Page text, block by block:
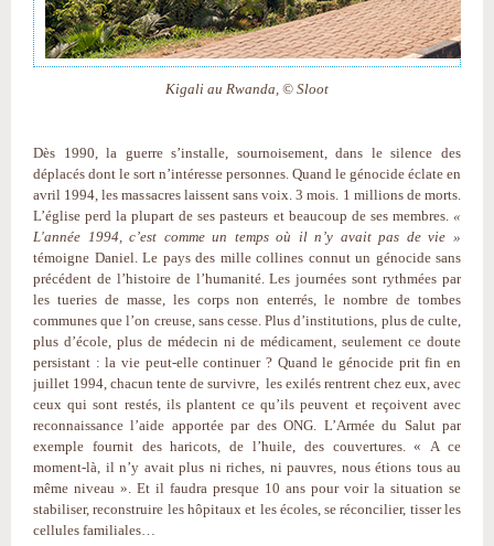
Kigali au Rwanda, © Sloot
Dès 1990, la guerre s’installe, sournoisement, dans le silence des
déplacés dont le sort n’intéresse personnes. Quand le génocide éclate en
avril 1994, les massacres laissent sans voix. 3 mois. 1 millions de morts.
L’église perd la plupart de ses pasteurs et beaucoup de ses membres. «
L'année 1994, c’est comme un temps où il n’y avait pas de vie »
témoigne Daniel. Le pays des mille collines connut un génocide sans
précédent de l’histoire de l’humanité. Les journées sont rythmées par
les tueries de masse, les corps non enterrés, le nombre de tombes
communes que l’on creuse, sans cesse. Plus d’institutions, plus de culte,
plus d’école, plus de médecin ni de médicament, seulement ce doute
persistant : la vie peut-elle continuer ? Quand le génocide prit fin en
juillet 1994, chacun tente de survivre, les exilés rentrent chez eux, avec
ceux qui sont restés, ils plantent ce qu’ils peuvent et reçoivent avec
reconnaissance l’aide apportée par des ONG. L’Armée du Salut par
exemple fournit des haricots, de l’huile, des couvertures. « A ce
moment-là, il n’y avait plus ni riches, ni pauvres, nous étions tous au
même niveau ». Et il faudra presque 10 ans pour voir la situation se
stabiliser, reconstruire les hôpitaux et les écoles, se réconcilier, tisser les
cellules familiales…